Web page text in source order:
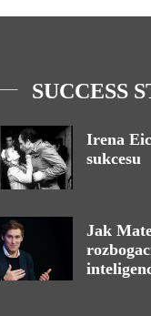
SUCCESS
Irena
sukcesu
Jak